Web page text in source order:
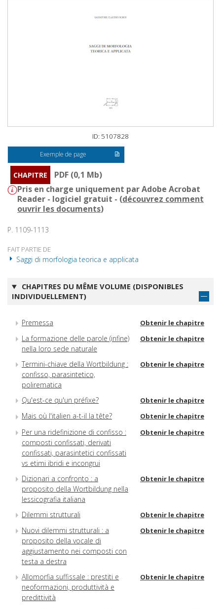
ID: 5107828
Exemple de page
CHAPITRE
PDF (0,1 Mb)
Pris en charge uniquement par Adobe Acrobat
Reader - logiciel gratuit - (découvrez comment
ouvrir les documents)
P. 1109-1113
FAIT PARTIE DE
Saggi di morfologia teorica e applicata
CHAPITRES DU MÊME VOLUME (DISPONIBLES
INDIVIDUELLEMENT)
Premessa Obtenir le chapitre
La formazione delle parole (infine)
nella loro sede naturale
Obtenir le chapitre
Termini-chiave della Wortbildung :
confisso, parasintetico,
polirematica
Obtenir le chapitre
Qu'est-ce qu'un préfixe? Obtenir le chapitre
Mais où l'italien a-t-il la tête? Obtenir le chapitre
Per una ridefinizione di confisso :
composti confissati, derivati
confissati, parasintetici confissati
vs etimi ibridi e incongrui
Obtenir le chapitre
Dizionari a confronto : a
proposito della Wortbildung nella
lessicografia italiana
Obtenir le chapitre
Dilemmi strutturali Obtenir le chapitre
Nuovi dilemmi strutturali : a
proposito della vocale di
aggiustamento nei composti con
testa a destra
Obtenir le chapitre
Allomorfia suffissale : prestiti e
neoformazioni, produttività e
predittività
Obtenir le chapitre